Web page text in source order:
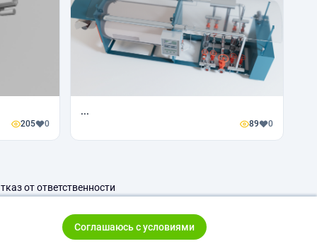
205 0
...
89 0
от ответственности
Соглашаюсь с условиями